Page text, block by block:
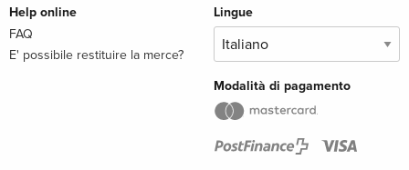
Help online
FAQ
E' possibile restituire la merce?
Lingue
Modalità di pagamento